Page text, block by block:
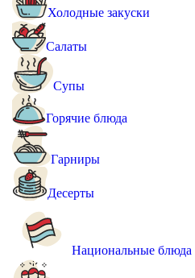
Холодные закуски
Салаты
Супы
Горячие блюда
Гарниры
Десерты
Национальные блюда